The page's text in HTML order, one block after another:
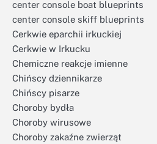
center console boat blueprints
center console skiff blueprints
Cerkwie eparchii irkuckiej
Cerkwie w Irkucku
Chemiczne reakcje imienne
Chińscy dziennikarze
Chińscy pisarze
Choroby bydła
Choroby wirusowe
Choroby zakaźne zwierząt